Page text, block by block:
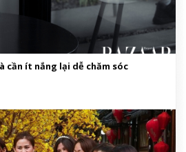
cần ít nắng lại dễ chăm sóc